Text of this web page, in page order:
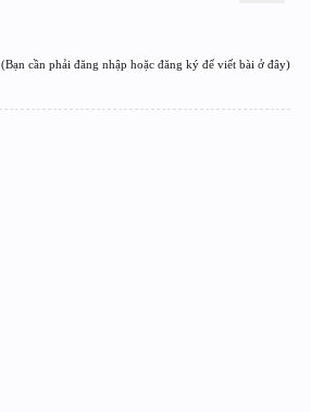
(Bạn cần phải đăng nhập hoặc đăng ký để viết bài ở đây)